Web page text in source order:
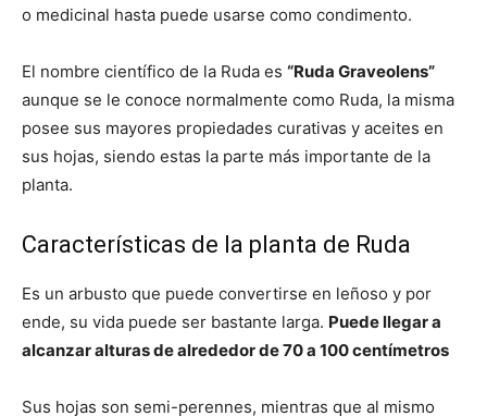
o medicinal hasta puede usarse como condimento.
El nombre científico de la Ruda es “Ruda Graveolens”
aunque se le conoce normalmente como Ruda, la misma
posee sus mayores propiedades curativas y aceites en
sus hojas, siendo estas la parte más importante de la
planta.
Características de la planta de Ruda
Es un arbusto que puede convertirse en leñoso y por
ende, su vida puede ser bastante larga. Puede llegar a
alcanzar alturas de alrededor de 70 a 100 centímetros
Sus hojas son semi-perennes, mientras que al mismo